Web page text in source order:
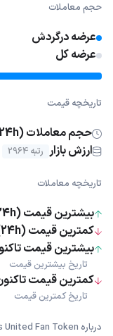
حجم معاملات
عرضه درگردش
عرضه کل
تاریخچه قیمت
حجم معاملات (24h)
ارزش بازار رتبه 2964
تاریخچه معاملات
بیشترین قیمت (24h)
کمترین قیمت (24h)
بیشترین قیمت
تاریخ بیشترین قیمت
کمترین قیمت
تاریخ کمترین قیمت
درباره Leeds United Fan Token